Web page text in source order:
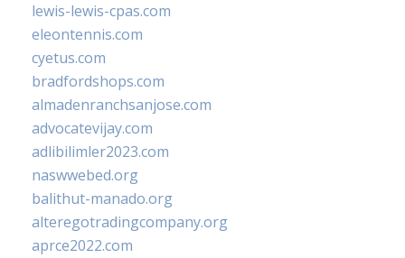
lewis-lewis-cpas.com
eleontennis.com
cyetus.com
bradfordshops.com
almadenranchsanjose.com
advocatevijay.com
adlibilimler2023.com
naswwebed.org
balithut-manado.org
alteregotradingcompany.org
aprce2022.com